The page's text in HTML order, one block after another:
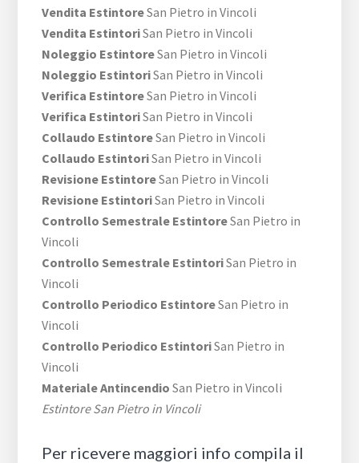
Vendita EstintoreSan Pietro in Vincoli
Vendita EstintoriSan Pietro in Vincoli
Noleggio EstintoreSan Pietro in Vincoli
Noleggio EstintoriSan Pietro in Vincoli
Verifica EstintoreSan Pietro in Vincoli
Verifica EstintoriSan Pietro in Vincoli
Collaudo EstintoreSan Pietro in Vincoli
Collaudo EstintoriSan Pietro in Vincoli
Revisione EstintoreSan Pietro in Vincoli
Revisione EstintoriSan Pietro in Vincoli
Controllo Semestrale EstintoreSan Pietro in
Vincoli
Controllo Semestrale EstintoriSan Pietro in
Vincoli
Controllo Periodico EstintoreSan Pietro in
Vincoli
Controllo Periodico EstintoriSan Pietro in
Vincoli
Materiale Antincendio San Pietro in Vincoli
Estintore San Pietro in Vincoli
Per ricevere maggiori info compila il